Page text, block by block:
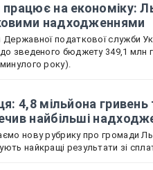
на економіку:
надходженнями
податкової служби
зведеного бюджету 349,1 млн
року).
4,8 мільйона
найбільші
нову рубрику про громади
найкращі результати зі